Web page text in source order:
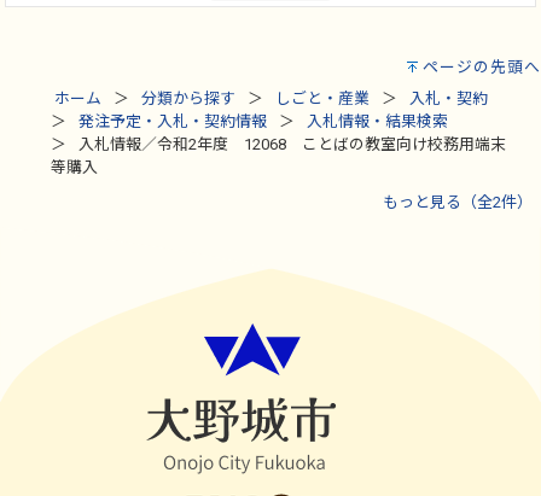
ページの先頭へ
ホーム
分類から探す しごと・産業
入札・契約
発注予定・入札・契約情報
入札情報・結果検索
入札情報／令和2年度 12068 ことばの教室向け校務用端末
等購入
もっと見る（全2件）